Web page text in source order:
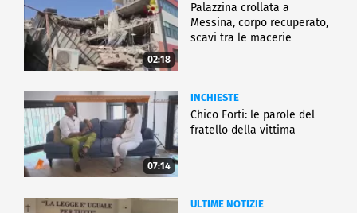
02:18
Palazzina crollata a
Messina, corpo recuperato,
scavi tra le macerie
07:14
INCHIESTE
Chico Forti: le parole del
fratello della vittima
ULTIME NOTIZIE